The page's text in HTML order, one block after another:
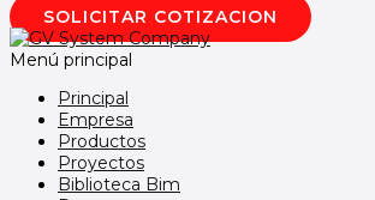
SOLICITAR COTIZACION
Menú principal
Principal
Empresa
Productos
Proyectos
Biblioteca Bim